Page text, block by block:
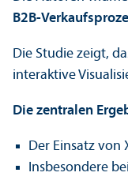
B2B-
Die Studie zeigt,
interaktive
Die zentralen
Der Einsatz von
Insbesondere